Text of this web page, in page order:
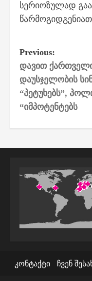
სერიოზულად
P
o
s
t
n
a
i
o
Previous:
დავით
დაუსჯელობის
“პეტუხებს”,
“იმპოტენტებს
კონტაქტი ჩვენ